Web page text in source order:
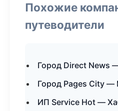
Похожие
путеводители
Город Direct News
Город Pages City —
ИП Service Hot —